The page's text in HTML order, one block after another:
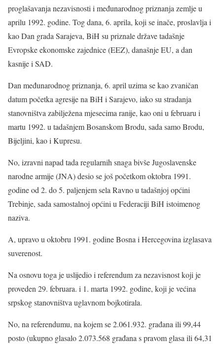
proglašavanja nezavisnosti i međunarodnog priznanja zemlje u
aprilu 1992. godine. Tog dana, 6. aprila, koji se inače, proslavlja i
kao Dan grada Sarajeva, BiH su priznale države tadašnje
Evropske ekonomske zajednice (EEZ), današnje EU, a dan
kasnije i SAD.
Dan međunarodnog priznanja, 6. april uzima se kao zvaničan
datum početka agresije na BiH i Sarajevo, iako su stradanja
stanovništva zabilježena mjesecima ranije, kao oni u februaru i
martu 1992. u tadašnjem Bosanskom Brodu, sada samo Brodu,
Bijeljini, kao i Kupresu.
No, izravni napad tada regularnih snaga bivše Jugoslavenske
narodne armije (JNA) desio se još početkom oktobra 1991.
godine od 2. do 5. paljenjem sela Ravno u tadašnjoj općini
Trebinje, sada samostalnoj općini u Federaciji BiH istoimenog
naziva.
A, upravo u oktobru 1991. godine Bosna i Hercegovina izglasava
suverenost.
Na osnovu toga je uslijedio i referendum za nezavisnost koji je
proveden 29. februara. i 1. marta 1992. godine, koji je većina
srpskog stanovništva uglavnom bojkotirala.
No, na referendumu, na kojem se 2.061.932. građana ili 99,44
posto (ukupno glasalo 2.073.568 građana s pravom glasa ili 64,31